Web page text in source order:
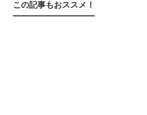
この記事もおススメ！